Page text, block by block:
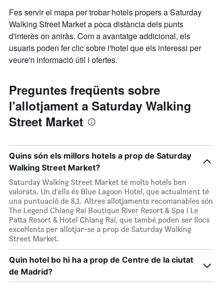
Fes servir el mapa per trobar hotels propers a Saturday
Walking Street Market a poca distància dels punts
d'interès on aniràs. Com a avantatge addicional, els
usuaris poden fer clic sobre l'hotel que els interessi per
veure'n informació útil i ofertes.
Preguntes freqüents sobre
l'allotjament a Saturday Walking
Street Market
Quins són els millors hotels a prop de Saturday
Walking Street Market?
Saturday Walking Street Market té molts hotels ben
valorats. Un d'ells és Blue Lagoon Hotel, que actualment té
una puntuació de 8,1. Altres allotjaments recomanables són
The Legend Chiang Rai Boutique River Resort & Spa i Le
Patta Resort & Hotel Chiang Rai, que també poden ser llocs
excel·lents per allotjar-se a prop de Saturday Walking
Street Market.
Quin hotel bo hi ha a prop de Centre de la ciutat
de Madrid?